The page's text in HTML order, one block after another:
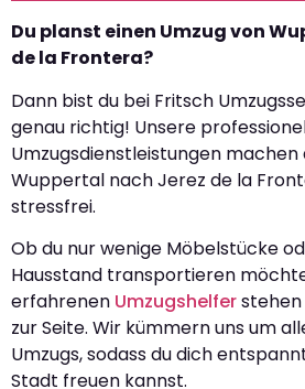
Du planst einen Umzug von
de la Frontera?
Dann bist du bei Fritsch
genau richtig! Unsere
Umzugsdienstleistungen machen
Wuppertal nach Jerez de la
stressfrei.
Ob du nur wenige Möbelstücke
Hausstand transportieren
erfahrenen Umzugshelferstehen
zur Seite. Wir kümmern uns um
Umzugs, sodass du dich
Stadt freuen kannst.